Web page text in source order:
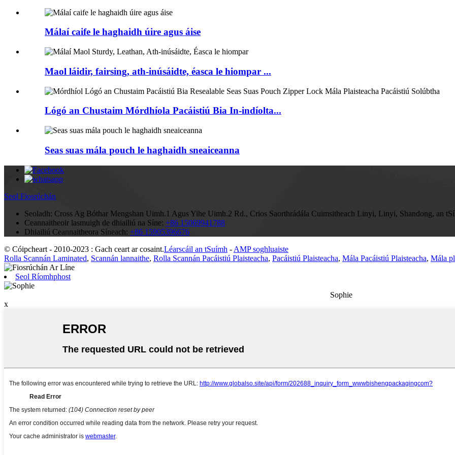
Málaí caife le haghaidh úire agus áise
Maol láidir, fairsing, ath-inúsáidte, éasca le hiompar ...
Lógó an Chustaim Mórdhíola Pacáistiú Bia In-indíolta...
Seas suas mála pouch le haghaidh sneaiceanna
Seol Fiosrúchán
Seoladh: Cross Ag Bóthar Mengshan Uimh.1 Agus Yihe Uimh.2 Rd., Crios Saorthrádála Cuimsitheach Linyi, Linyi, Shandong, an
Ceannaitheoir lasmuigh de dhiailiú na Síne: +86 15069941788
Dhiailiú Ceannaitheora Síneach: +86 15905396676
© Cóipcheart - 2010-2023 : Gach ceart ar cosaint.Léarscáil an tSuímh - AMP soghluaiste
Rolla Scannán Laminated, Scannán lannaithe, Rolla Scannán Pacáistiú Plaisteacha, Pacáistiú Plaisteacha, Mála Pacáistiú Plaisteacha, Mála
Seol Ríomhphost
Sophie
x